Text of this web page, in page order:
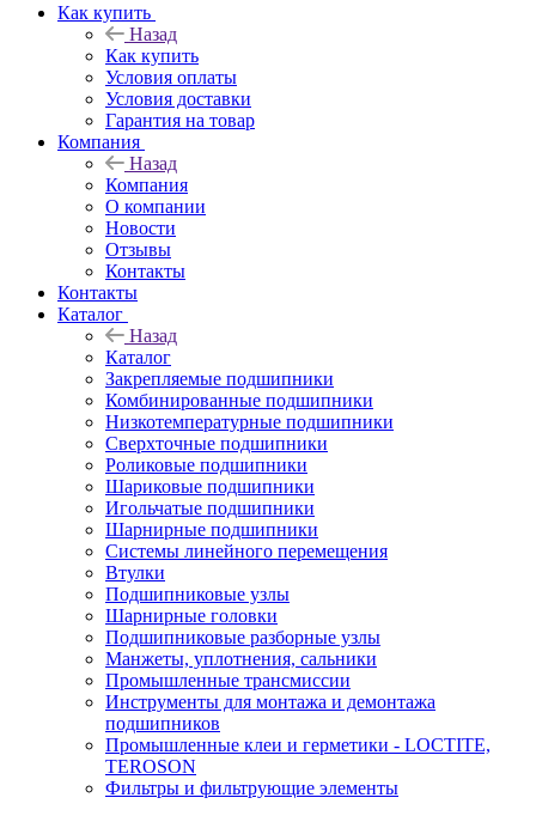
Как купить
Назад
Как купить
Условия оплаты
Условия доставки
Гарантия на товар
Компания
Назад
Компания
О компании
Новости
Отзывы
Контакты
Контакты
Каталог
Назад
Каталог
Закрепляемые подшипники
Комбинированные подшипники
Низкотемпературные подшипники
Сверхточные подшипники
Роликовые подшипники
Шариковые подшипники
Игольчатые подшипники
Шарнирные подшипники
Системы линейного перемещения
Втулки
Подшипниковые узлы
Шарнирные головки
Подшипниковые разборные узлы
Манжеты, уплотнения, сальники
Промышленные трансмиссии
Инструменты для монтажа и демонтажа
подшипников
Промышленные клеи и герметики - LOCTITE,
TEROSON
Фильтры и фильтрующие элементы